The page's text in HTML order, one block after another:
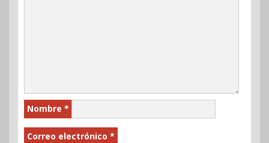
Nombre *
Correo electrónico *